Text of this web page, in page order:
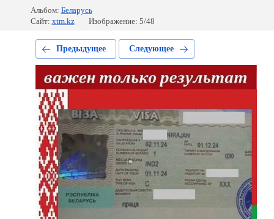
Альбом: Беларусь
Сайт: xtm.kz Изображение: 5/48
Предыдущее Следующее